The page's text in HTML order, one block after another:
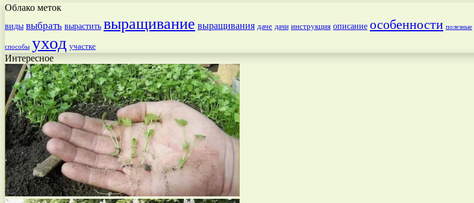
Облако меток
виды выбрать вырастить выращивание выращивания даче дачи инструкция описание особенности полезные
способы уход участке
Интересное